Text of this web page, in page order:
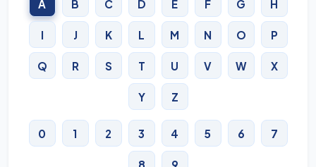
A B C D E F G H
I J K L M N O P
Q R S T U V W X
Y Z
0 1 2 3 4 5 6 7